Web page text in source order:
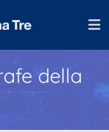
della